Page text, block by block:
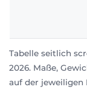
Tabelle seitlich
2026. Maße,
auf der jeweiligen